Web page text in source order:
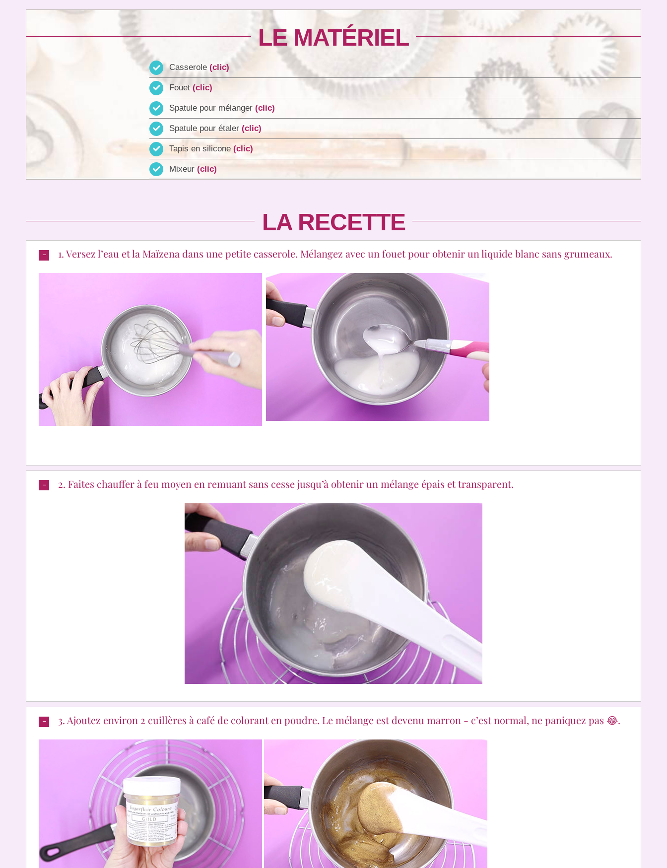
LE MATÉRIEL
Casserole(clic)
Fouet(clic)
Spatule pour mélanger(clic)
Spatule pour étaler(clic)
Tapis en silicone(clic)
Mixeur(clic)
LA RECETTE
1. Versez l’eau et la Maïzena dans une petite casserole. Mélangez avec un fouet pour obtenir un liquide blanc sans grumeaux.
2. Faites chauffer à feu moyen en remuant sans cesse jusqu’à obtenir un mélange épais et transparent.
3. Ajoutez environ 2 cuillères à café de colorant en poudre. Le mélange est devenu marron - c’est normal, ne paniquez pas 😂.